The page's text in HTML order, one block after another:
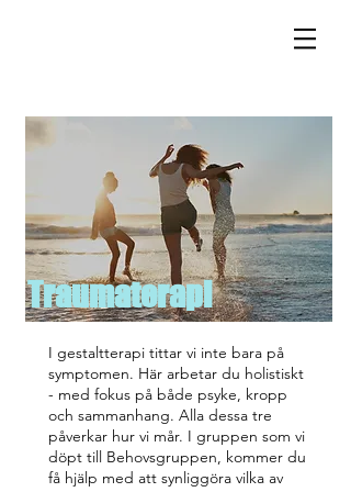
Traumaterapi
I gestaltterapi tittar vi inte bara på
symptomen. Här arbetar du holistiskt
- med fokus på både psyke, kropp
och sammanhang. Alla dessa tre
påverkar hur vi mår. I gruppen som vi
döpt till Behovsgruppen, kommer du
få hjälp med att synliggöra vilka av